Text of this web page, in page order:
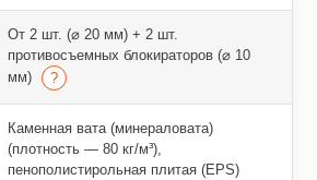
От 2 шт. (⌀ 20 мм) + 2 шт.
противосъемных блокираторов (⌀ 10
мм)
Каменная вата (минераловата)
(плотность — 80 кг/м³),
пенополистирольная плитая (EPS)